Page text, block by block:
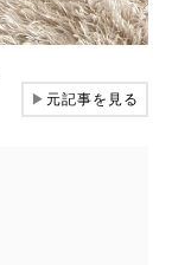
▶元記事を見る